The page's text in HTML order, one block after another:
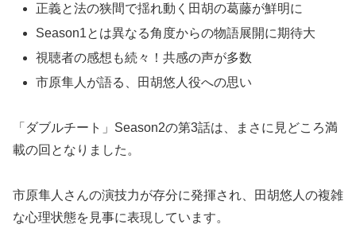
正義と法の狭間で揺れ動く田胡の葛藤が鮮明に
Season1とは異なる角度からの物語展開に期待大
視聴者の感想も続々！共感の声が多数
市原隼人が語る、田胡悠人役への思い
「ダブルチート」Season2の第3話は、まさに見どころ満
載の回となりました。
市原隼人さんの演技力が存分に発揮され、田胡悠人の複雑
な心理状態を見事に表現しています。